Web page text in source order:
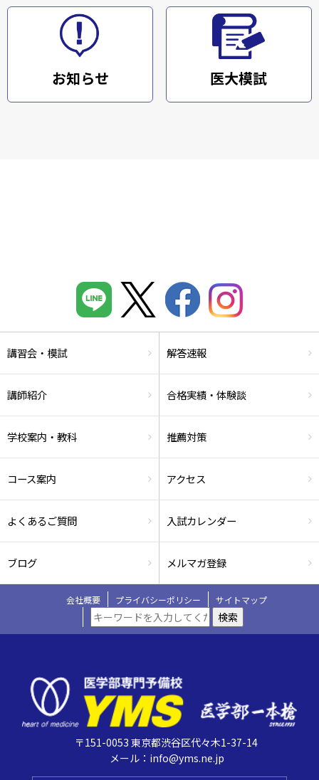
お知らせ 医大模試
講習会・模試 解答速報
講師紹介 合格実績・体験談
学校案内・教科 推薦対策
コース案内 アクセス
よくあるご質問 入試カレンダー
ブログ メルマガ登録
会社概要 プライバシーポリシー サイトマップ
検索
〒151-0053 東京都渋谷区代々木1-37-14
メール：info@yms.ne.jp